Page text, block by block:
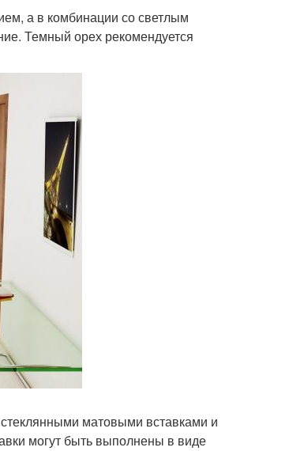
а в комбинации со светлым
Темный орех рекомендуется
матовыми вставками и
могут быть выполнены в виде